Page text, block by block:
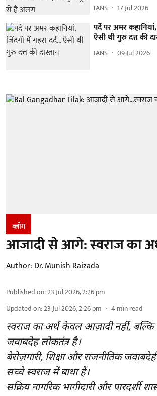
IANS 17 Jul 2026
पर्दे पर अमर
ऐसी थी गुरु दत्त की
IANS 09 Jul 2026
ब्लॉग
आजादी से आगे: स्वराज का
Author: Dr. Munish Raizada
Published on:23 Jul 2026, 2:26 pm
Updated on:23 Jul 2026, 2:26 pm 4 min read
स्वराज का अर्थ केवल आज़ादी नहीं,
जवाबदेह लोकतंत्र है।
बेरोज़गारी, शिक्षा और राजनीतिक
सच्चे स्वराज में बाधा हैं।
सक्रिय नागरिक भागीदारी और पारदर्शी